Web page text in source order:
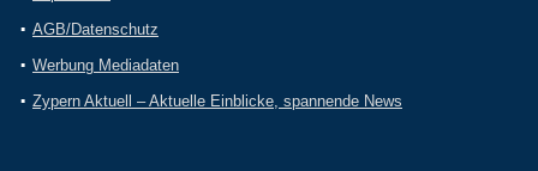
AGB/Datenschutz
Werbung Mediadaten
Zypern Aktuell – Aktuelle Einblicke, spannende News